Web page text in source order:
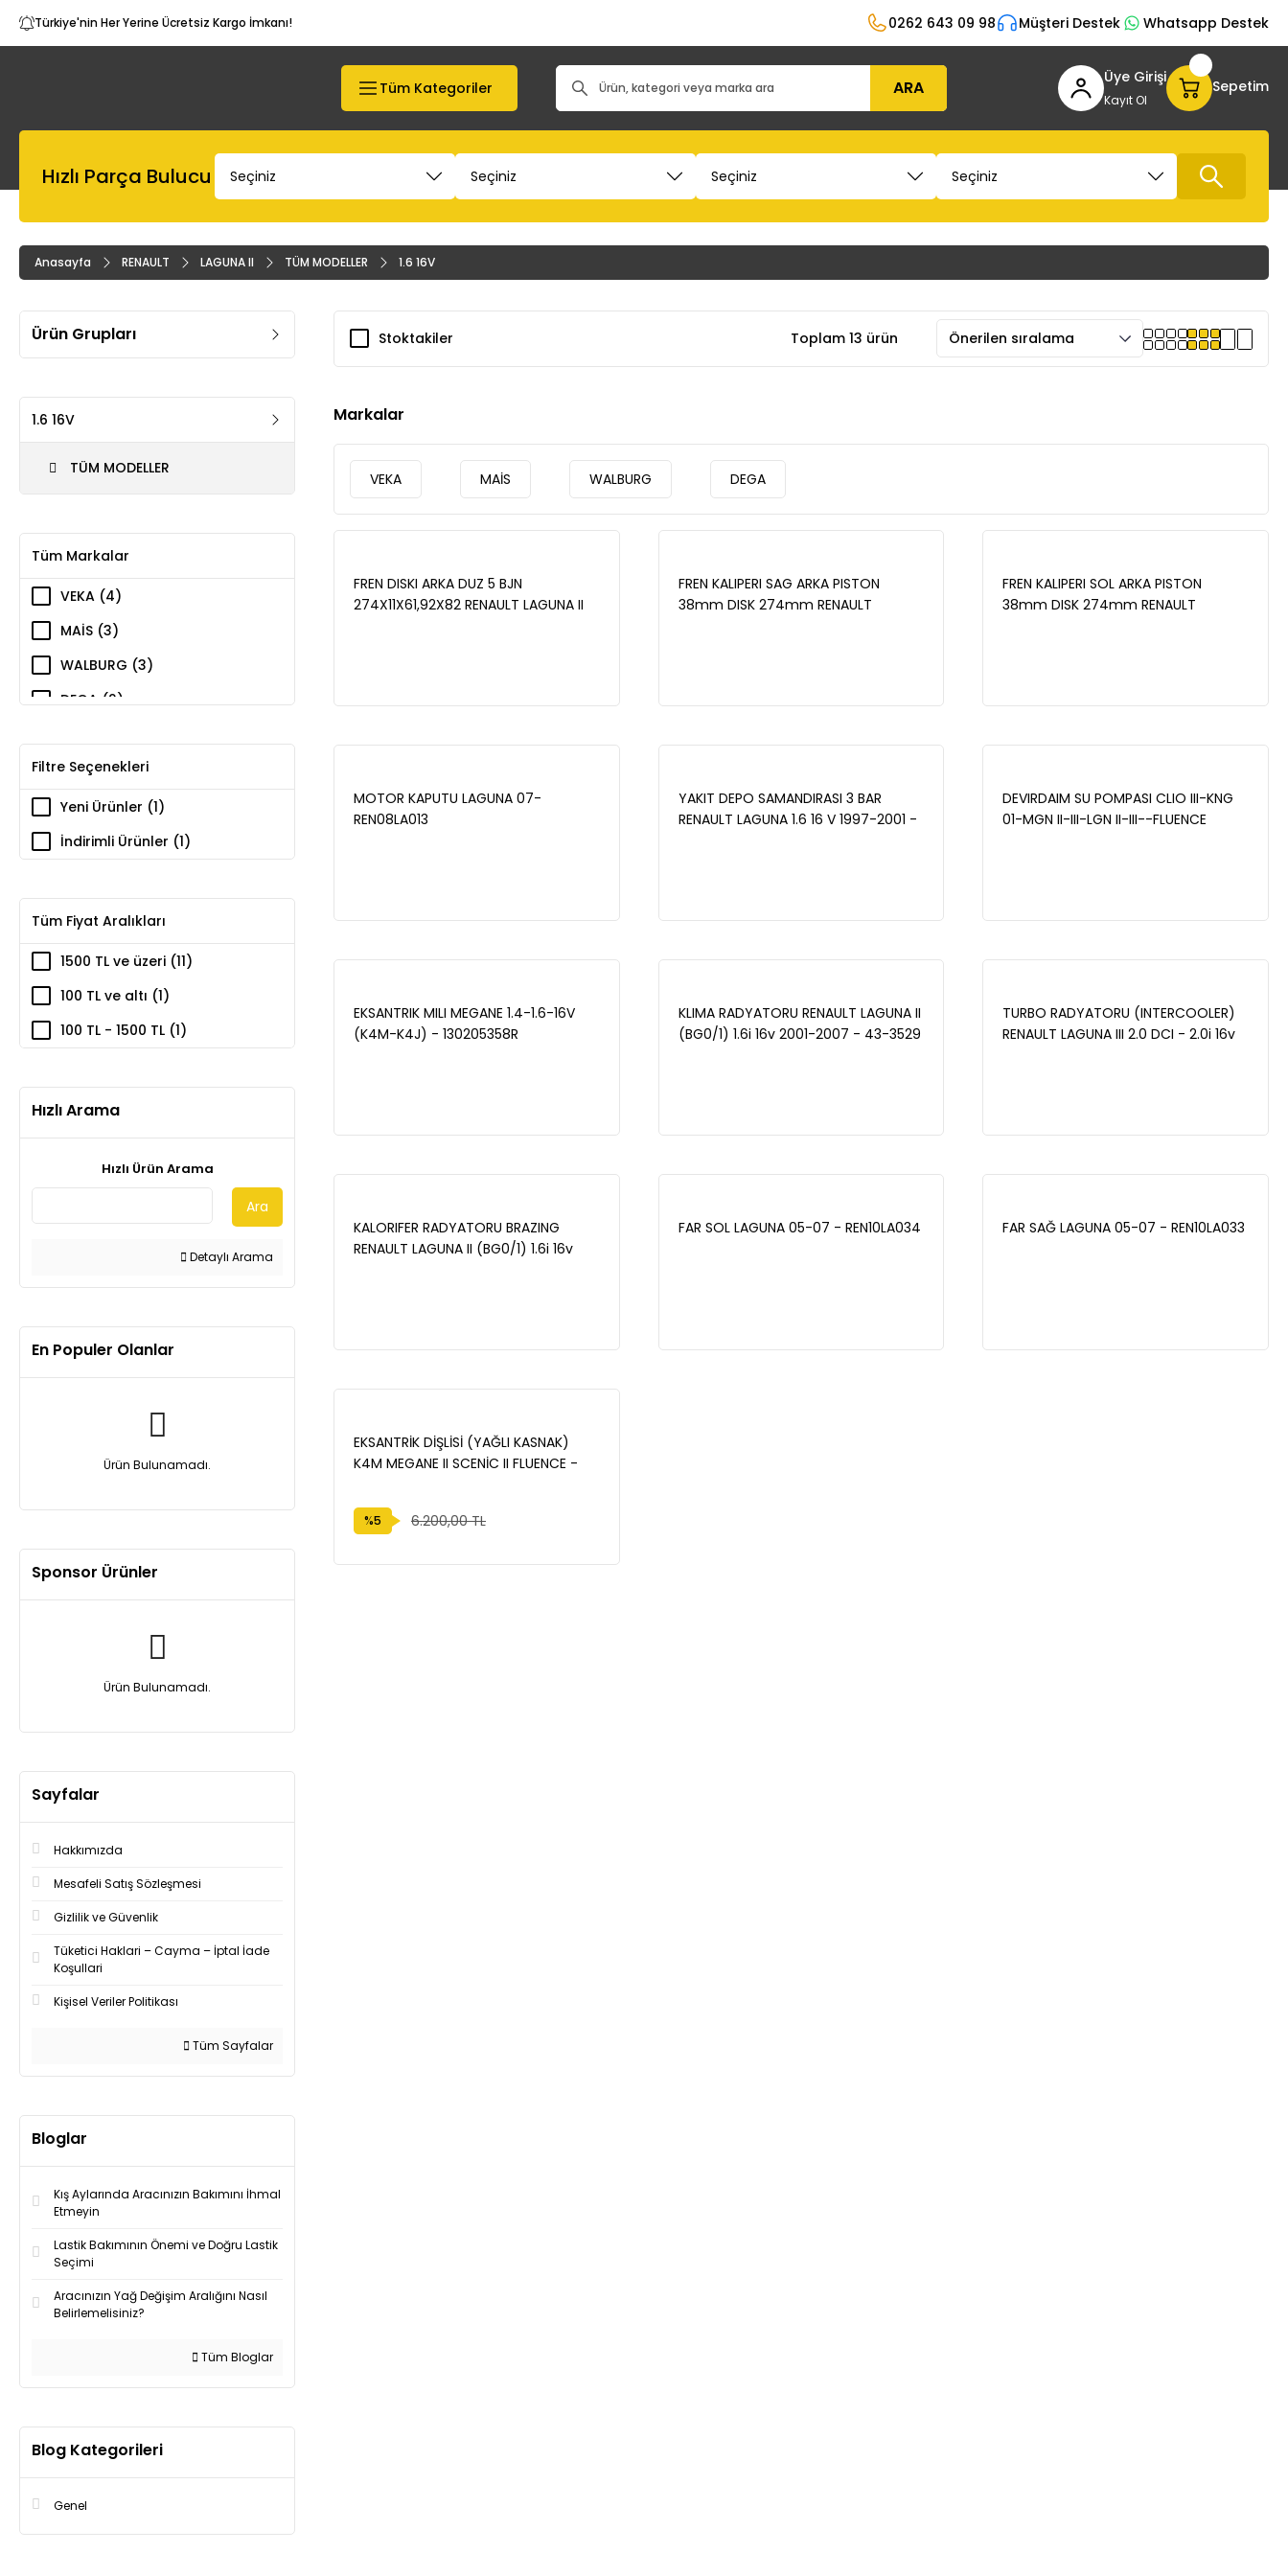
Türkiye'nin Her Yerine Ücretsiz Kargo İmkanı! 0262 643 09 98 Müşteri Destek Whatsapp Destek
Tüm Kategoriler ARA Üye Girişi
Kayıt Ol
Sepetim
Hızlı Parça Bulucu
Anasayfa RENAULT LAGUNA II TÜM MODELLER 1.6 16V
Ürün Grupları
1.6 16V
TÜM MODELLER
Tüm Markalar
VEKA (4)
MAİS (3)
WALBURG (3)
DEGA (2)
Filtre Seçenekleri
Yeni Ürünler (1)
İndirimli Ürünler (1)
Tüm Fiyat Aralıkları
1500 TL ve üzeri (11)
100 TL ve altı (1)
100 TL - 1500 TL (1)
Hızlı Arama
Hızlı Ürün Arama
Ara
Detaylı Arama
En Populer Olanlar
Ürün Bulunamadı.
Sponsor Ürünler
Ürün Bulunamadı.
Sayfalar
Hakkımızda
Mesafeli Satış Sözleşmesi
Gizlilik ve Güvenlik
Tüketici Haklari – Cayma – İptal İade
Koşullari
Kişisel Veriler Politikası
Tüm Sayfalar
Bloglar
Kış Aylarında Aracınızın Bakımını İhmal
Etmeyin
Lastik Bakımının Önemi ve Doğru Lastik
Seçimi
Aracınızın Yağ Değişim Aralığını Nasıl
Belirlemelisiniz?
Tüm Bloglar
Blog Kategorileri
Genel
Stoktakiler Toplam 13 ürün
Markalar
VEKA MAİS WALBURG DEGA
FREN DISKI ARKA DUZ 5 BJN
274X11X61,92X82 RENAULT LAGUNA II
FREN KALIPERI SAG ARKA PISTON
38mm DISK 274mm RENAULT
FREN KALIPERI SOL ARKA PISTON
38mm DISK 274mm RENAULT
MOTOR KAPUTU LAGUNA 07-
REN08LA013
YAKIT DEPO SAMANDIRASI 3 BAR
RENAULT LAGUNA 1.6 16 V 1997-2001 -
DEVIRDAIM SU POMPASI CLIO III-KNG
01-MGN II-III-LGN II-III--FLUENCE
EKSANTRIK MILI MEGANE 1.4-1.6-16V
(K4M-K4J) - 130205358R
KLIMA RADYATORU RENAULT LAGUNA II
(BG0/1) 1.6i 16v 2001-2007 - 43-3529
TURBO RADYATORU (INTERCOOLER)
RENAULT LAGUNA III 2.0 DCI - 2.0i 16v
KALORIFER RADYATORU BRAZING
RENAULT LAGUNA II (BG0/1) 1.6i 16v
FAR SOL LAGUNA 05-07 - REN10LA034 FAR SAĞ LAGUNA 05-07 - REN10LA033
EKSANTRİK DİŞLİSİ (YAĞLI KASNAK)
K4M MEGANE II SCENİC II FLUENCE -
%5 6.200,00 TL